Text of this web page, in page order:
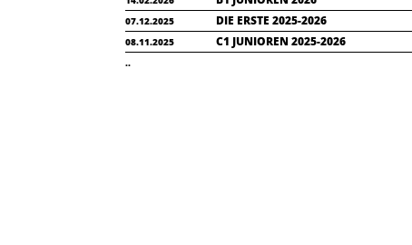
07.12.2025 DIE ERSTE 2025-2026
08.11.2025 C1 JUNIOREN 2025-2026
..